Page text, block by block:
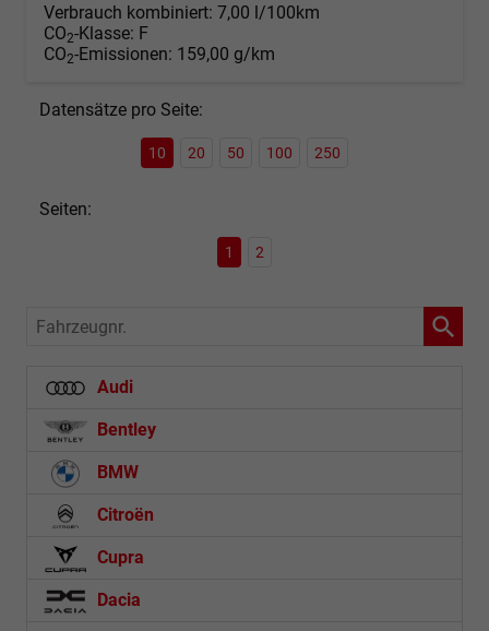
Verbrauch kombiniert: 7,00 l/100km
CO2-Klasse: F
CO2-Emissionen: 159,00 g/km
Datensätze pro Seite:
10 20 50 100 250
Seiten:
1 2
Fahrzeugnr.
Audi
Bentley
BMW
Citroën
Cupra
Dacia